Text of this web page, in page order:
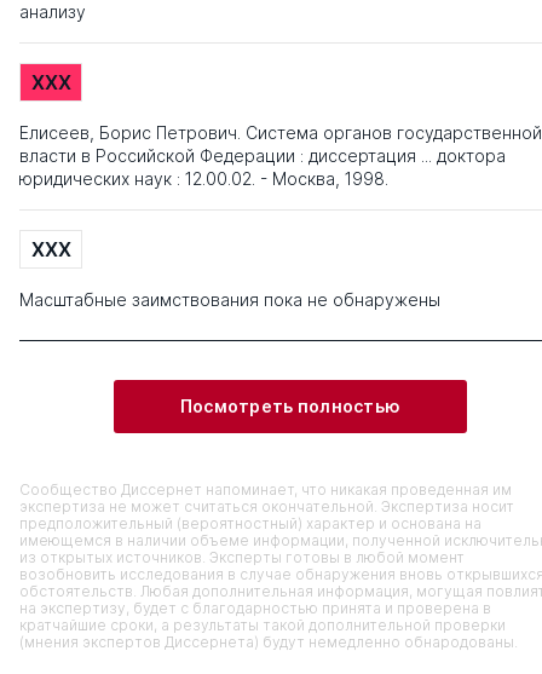
анализу
XXX
Елисеев, Борис Петрович. Система органов государственной
власти в Российской Федерации : диссертация ... доктора
юридических наук : 12.00.02. - Москва, 1998.
XXX
Масштабные заимствования пока не обнаружены
Посмотреть полностью
Сообщество Диссернет напоминает, что никакая проведенная им
экспертиза не может считаться окончательной. Экспертиза носит
предположительный (вероятностный) характер и основана на
имеющемся в наличии объеме информации, полученной
из открытых источников. Эксперты готовы в любой момент
возобновить исследования в случае обнаружения вновь
обстоятельств. Любая дополнительная информация, могущая
на экспертизу, будет с благодарностью принята и проверена в
кратчайшие сроки, а результаты такой дополнительной проверки
(мнения экспертов Диссернета) будут немедленно обнародованы.